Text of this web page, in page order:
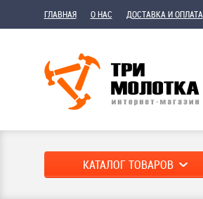
ГЛАВНАЯ О НАС ДОСТАВКА И ОПЛАТА
КАТАЛОГ ТОВАРОВ